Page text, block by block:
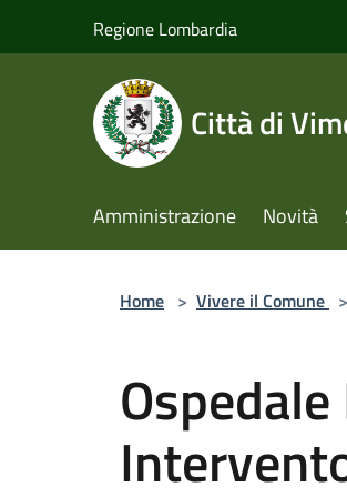
Regione Lombardia
Città di
Amministrazione Novità
Home > Vivere il Comune >